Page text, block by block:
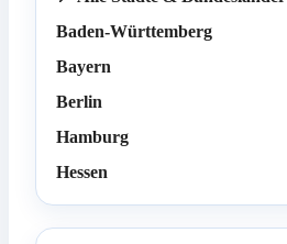
Baden-Württemberg
Bayern
Berlin
Hamburg
Hessen